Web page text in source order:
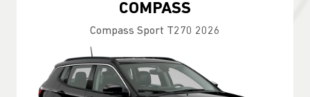
COMPASS
Compass Sport T270 2026